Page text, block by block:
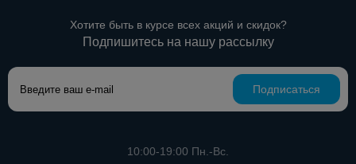
Хотите быть в курсе всех акций и скидок?
Подпишитесь на нашу рассылку
Подписаться
10:00-19:00 Пн.-Вс.